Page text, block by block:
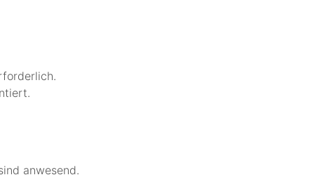
anwesend.